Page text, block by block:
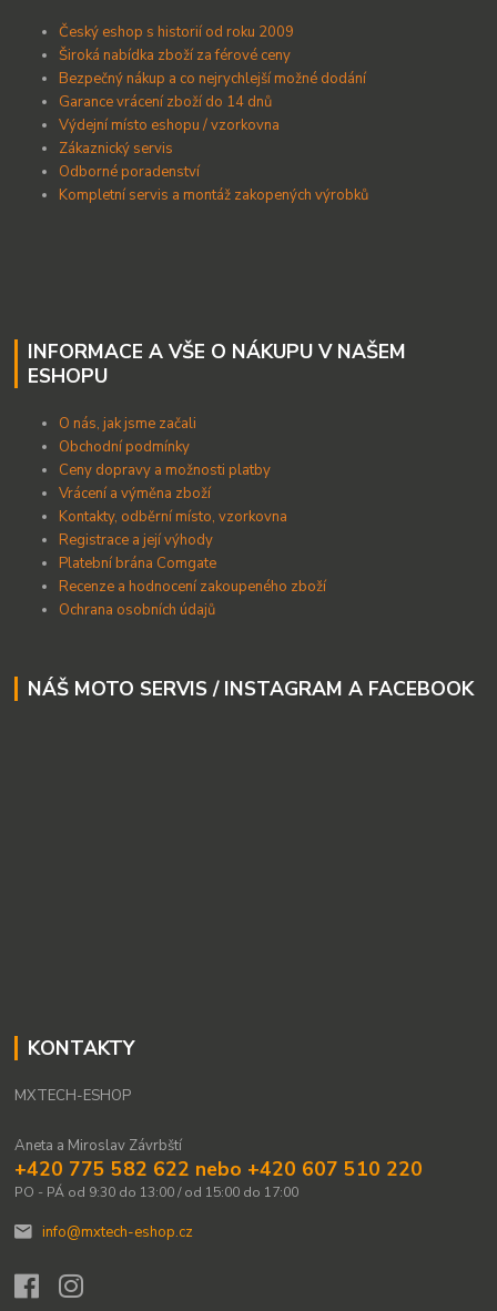
Český eshop s historií od roku 2009
Široká nabídka zboží za férové ceny
Bezpečný nákup a co nejrychlejší možné dodání
Garance vrácení zboží do 14 dnů
Výdejní místo eshopu / vzorkovna
Zákaznický servis
Odborné poradenství
Kompletní servis a montáž zakopených výrobků
INFORMACE A VŠE O NÁKUPU V NAŠEM
ESHOPU
O nás, jak jsme začali
Obchodní podmínky
Ceny dopravy a možnosti platby
Vrácení a výměna zboží
Kontakty, odběrní místo, vzorkovna
Registrace a její výhody
Platební brána Comgate
Recenze a hodnocení zakoupeného zboží
Ochrana osobních údajů
NÁŠ MOTO SERVIS / INSTAGRAM A FACEBOOK
KONTAKTY
MXTECH-ESHOP
Aneta a Miroslav Závrbští
+420 775 582 622 nebo +420 607 510 220
PO - PÁ od 9:30 do 13:00 / od 15:00 do 17:00
info@mxtech-eshop.cz